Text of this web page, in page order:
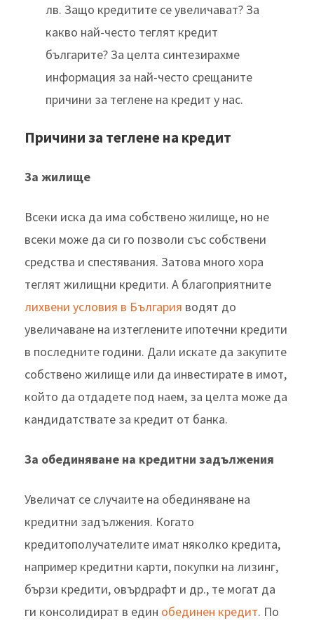
лв. Защо кредитите се увеличават? За
какво най-често теглят кредит
българите? За целта синтезирахме
информация за най-често срещаните
причини за теглене на кредит у нас.
Причини за теглене на кредит
За жилище
Всеки иска да има собствено жилище, но не
всеки може да си го позволи със собствени
средства и спестявания. Затова много хора
теглят жилищни кредити. А благоприятните
лихвени условия в България водят до
увеличаване на изтеглените ипотечни кредити
в последните години. Дали искате да закупите
собствено жилище или да инвестирате в имот,
който да отдадете под наем, за целта може да
кандидатствате за кредит от банка.
За обединяване на кредитни задължения
Увеличат се случаите на обединяване на
кредитни задължения. Когато
кредитополучателите имат няколко кредита,
например кредитни карти, покупки на лизинг,
бързи кредити, овърдрафт и др., те могат да
ги консолидират в един обединен кредит. По